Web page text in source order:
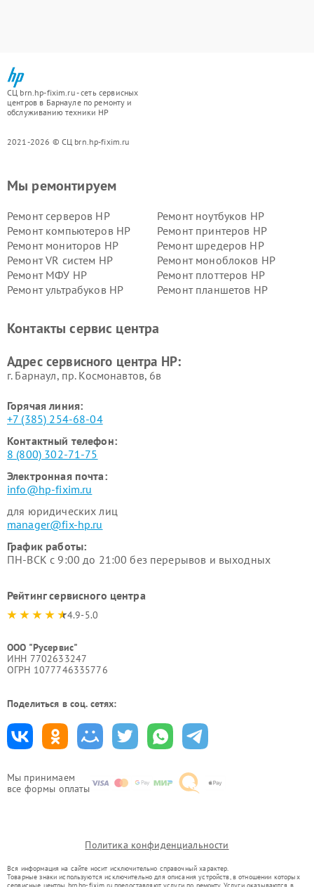
СЦ brn.hp-fixim.ru - сеть сервисных
центров в Барнауле по ремонту и
обслуживанию техники HP
2021-2026 © СЦ brn.hp-fixim.ru
Мы принимаем
все формы оплаты
Мы ремонтируем
Ремонт серверов HP
Ремонт ноутбуков HP
Ремонт компьютеров HP
Ремонт принтеров HP
Ремонт мониторов HP
Ремонт шредеров HP
Ремонт VR систем HP
Ремонт моноблоков HP
Ремонт МФУ HP
Ремонт плоттеров HP
Ремонт ультрабуков HP
Ремонт планшетов HP
Контакты сервис центра
Адрес сервисного центра HP:
г. Барнаул, ​пр. Космонавтов, 6в
Горячая линия:
+7 (385) 254-68-04
Контактный телефон:
8 (800) 302-71-75
Электронная почта:
info@hp-fixim.ru
для юридических лиц
manager@fix-hp.ru
График работы:
ПН-ВСК с 9:00 до 21:00 без перерывов и выходных
Рейтинг сервисного центра
4.9-5.0
ООО "Русервис"
ИНН 7702633247
ОГРН 1077746335776
Поделиться в соц. сетях:
Политика конфиденциальности
Вся информация на сайте носит исключительно справочный характер.
Товарные знаки используются исключительно для описания устройств, в отношении которых